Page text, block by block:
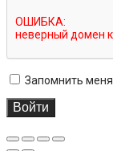
Запомнить меня
Войти